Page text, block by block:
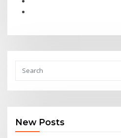
New Posts